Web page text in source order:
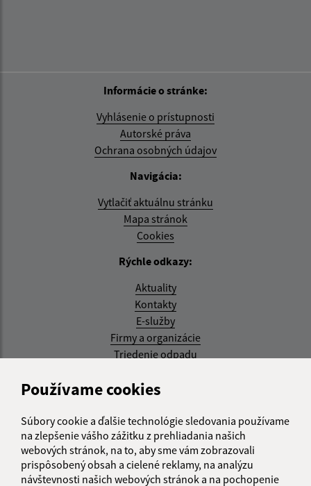
Používame cookies
Súbory cookie a ďalšie technológie sledovania používame
na zlepšenie vášho zážitku z prehliadania našich
webových stránok, na to, aby sme vám zobrazovali
prispôsobený obsah a cielené reklamy, na analýzu
návštevnosti našich webových stránok a na pochopenie
Informácie o stránke:
Vyhlásenie o prístupnosti
Autorské práva
Ochrana osobných údajov
Navigácia:
Vytlačiť aktuálnu stránku
Mapa stránok
Cookies
Rýchle odkazy:
Aktuality
Kontakty
E-služby
Firmy a organizácie
Triedenie odpadu
Aktualizované:
RSS
Správca obsahu: